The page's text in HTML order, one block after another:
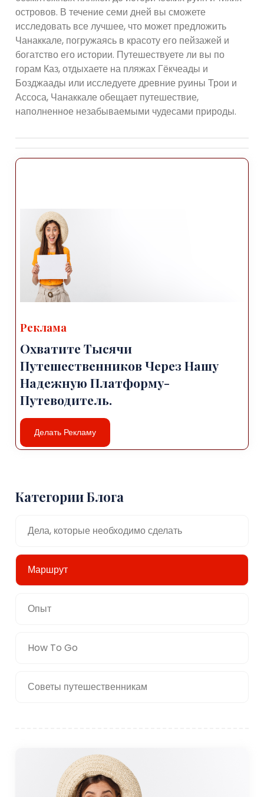
островов. В течение семи дней вы сможете
исследовать все лучшее, что может предложить
Чанаккале, погружаясь в красоту его пейзажей и
богатство его истории. Путешествуете ли вы по
горам Каз, отдыхаете на пляжах Гёкчеады и
Бозджаады или исследуете древние руины Трои и
Ассоса, Чанаккале обещает путешествие,
наполненное незабываемыми чудесами природы.
Реклама
Охватите Тысячи
Путешественников Через Нашу
Надежную Платформу-
Путеводитель.
Делать Рекламу
Категории Блога
Дела, которые необходимо сделать
Маршрут
Опыт
How To Go
Советы путешественникам